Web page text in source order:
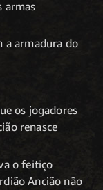
armas
a armadura do
os jogadores
renasce
o feitiço
Ancião não